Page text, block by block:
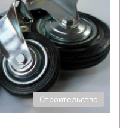
Строительство